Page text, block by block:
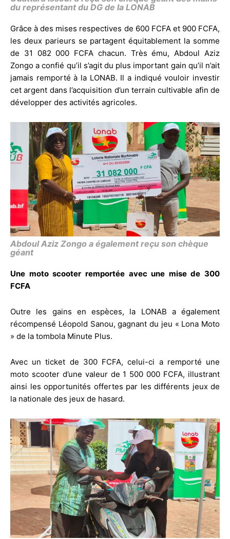
du représentant du DG de la LONAB
Grâce à des mises respectives de 600 FCFA et 900 FCFA,
les deux parieurs se partagent équitablement la somme
de 31 082 000 FCFA chacun. Très ému, Abdoul Aziz
Zongo a confié qu’il s’agit du plus important gain qu’il n’ait
jamais remporté à la LONAB. Il a indiqué vouloir investir
cet argent dans l’acquisition d’un terrain cultivable afin de
développer des activités agricoles.
Abdoul Aziz Zongo a également reçu son chèque
géant
Une moto scooter remportée avec une mise de 300
FCFA
Outre les gains en espèces, la LONAB a également
récompensé Léopold Sanou, gagnant du jeu « Lona Moto
» de la tombola Minute Plus.
Avec un ticket de 300 FCFA, celui-ci a remporté une
moto scooter d’une valeur de 1 500 000 FCFA, illustrant
ainsi les opportunités offertes par les différents jeux de
la nationale des jeux de hasard.